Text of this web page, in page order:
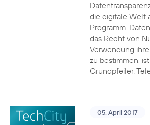
die digitale Welt
Programm.
das Recht von
Verwendung
zu bestimmen,
Grundpfeiler.
05. April 2017